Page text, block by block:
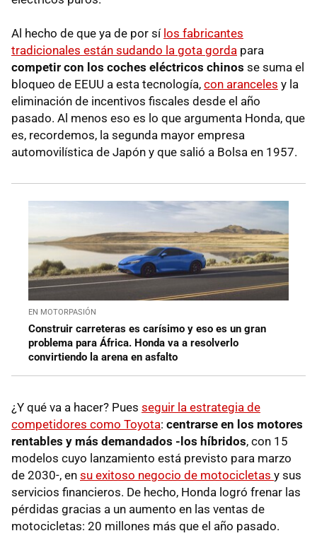
Al hecho de que ya de por sí los fabricantes
tradicionales están sudando la gota gorda para
competir con los coches eléctricos chinos se suma el
bloqueo de EEUU a esta tecnología, con aranceles y la
eliminación de incentivos fiscales desde el año
pasado. Al menos eso es lo que argumenta Honda, que
es, recordemos, la segunda mayor empresa
automovilística de Japón y que salió a Bolsa en 1957.
EN MOTORPASIÓN
Construir carreteras es carísimo y eso es un gran
problema para África. Honda va a resolverlo
convirtiendo la arena en asfalto
¿Y qué va a hacer? Pues seguir la estrategia de
competidores como Toyota: centrarse en los motores
rentables y más demandados -los híbridos, con 15
modelos cuyo lanzamiento está previsto para marzo
de 2030-, en su exitoso negocio de motocicletas y sus
servicios financieros. De hecho, Honda logró frenar las
pérdidas gracias a un aumento en las ventas de
motocicletas: 20 millones más que el año pasado.